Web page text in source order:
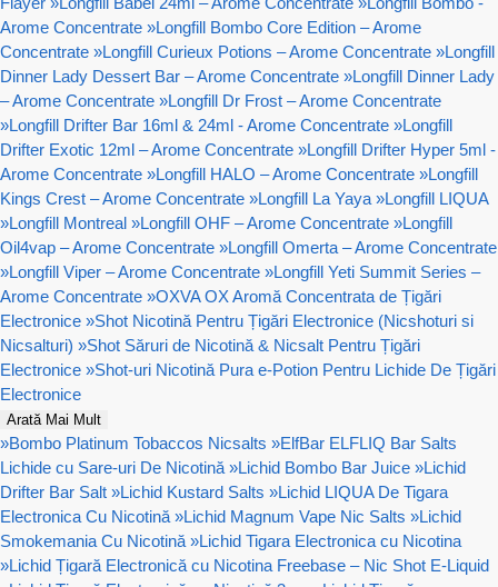
Arome Concentrate »Longfill Bombo Core Edition – Arome
Concentrate »Longfill Curieux Potions – Arome Concentrate »Longfill
Dinner Lady Dessert Bar – Arome Concentrate »Longfill Dinner Lady
– Arome Concentrate »Longfill Dr Frost – Arome Concentrate
»Longfill Drifter Bar 16ml & 24ml - Arome Concentrate »Longfill
Drifter Exotic 12ml – Arome Concentrate »Longfill Drifter Hyper 5ml -
Arome Concentrate »Longfill HALO – Arome Concentrate »Longfill
Kings Crest – Arome Concentrate »Longfill La Yaya »Longfill LIQUA
»Longfill Montreal »Longfill OHF – Arome Concentrate »Longfill
Oil4vap – Arome Concentrate »Longfill Omerta – Arome Concentrate
»Longfill Viper – Arome Concentrate »Longfill Yeti Summit Series –
Arome Concentrate »OXVA OX Aromă Concentrata de Țigări
Electronice »Shot Nicotină Pentru Țigări Electronice (Nicshoturi si
Nicsalturi) »Shot Săruri de Nicotină & Nicsalt Pentru Țigări
Electronice »Shot-uri Nicotină Pura e-Potion Pentru Lichide De Țigări
Electronice
Arată Mai Mult
»Bombo Platinum Tobaccos Nicsalts »ElfBar ELFLIQ Bar Salts
Lichide cu Sare-uri De Nicotină »Lichid Bombo Bar Juice »Lichid
Drifter Bar Salt »Lichid Kustard Salts »Lichid LIQUA De Tigara
Electronica Cu Nicotină »Lichid Magnum Vape Nic Salts »Lichid
Smokemania Cu Nicotină »Lichid Tigara Electronica cu Nicotina
»Lichid Țigară Electronică cu Nicotina Freebase – Nic Shot E-Liquid